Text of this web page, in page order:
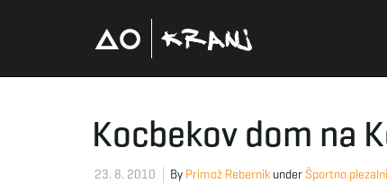
Kocbekov dom na
23. 8. 2010 By Primož Rebernik under Športno